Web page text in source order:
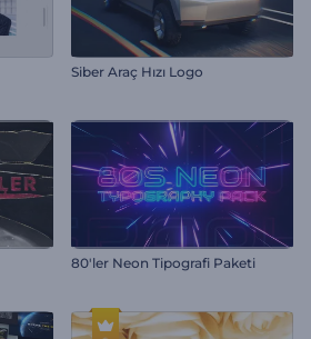
Siber Araç Hızı Logo
80'ler Neon Tipografi Paketi